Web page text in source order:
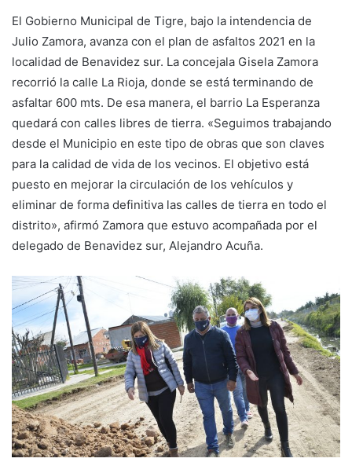
El Gobierno Municipal de Tigre, bajo la intendencia de
Julio Zamora, avanza con el plan de asfaltos 2021 en la
localidad de Benavidez sur. La concejala Gisela Zamora
recorrió la calle La Rioja, donde se está terminando de
asfaltar 600 mts. De esa manera, el barrio La Esperanza
quedará con calles libres de tierra. «Seguimos trabajando
desde el Municipio en este tipo de obras que son claves
para la calidad de vida de los vecinos. El objetivo está
puesto en mejorar la circulación de los vehículos y
eliminar de forma definitiva las calles de tierra en todo el
distrito», afirmó Zamora que estuvo acompañada por el
delegado de Benavidez sur, Alejandro Acuña.